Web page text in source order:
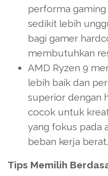
performa
sedikit lebih
bagi gamer
membutuhkan
AMD Ryzen 9
lebih baik dan
superior dengan
cocok untuk
yang fokus pada
beban kerja berat.
Tips Memilih